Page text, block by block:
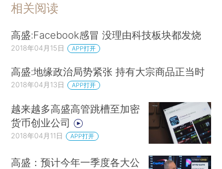
相关阅读
高盛:Facebook感冒 没理由科技板块都发烧
2018年04月15日 APP打开
高盛:地缘政治局势紧张 持有大宗商品正当时
2018年04月13日 APP打开
越来越多高盛高管跳槽至加密
货币创业公司
2018年04月11日 APP打开
高盛：预计今年一季度各大公